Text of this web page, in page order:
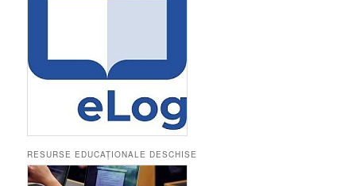
RESURSE EDUCAȚIONALE DESCHISE